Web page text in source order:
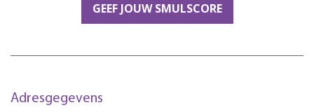
GEEF JOUW SMULSCORE
Adresgegevens